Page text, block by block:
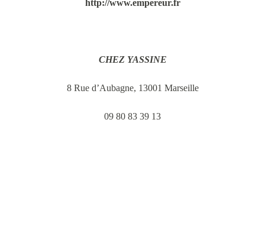
http://www.empereur.fr
CHEZ YASSINE
8 Rue d’Aubagne, 13001 Marseille
09 80 83 39 13